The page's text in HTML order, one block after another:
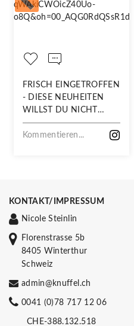
FRISCH EINGETROFFEN
- DIESE NEUHEITEN
WILLST DU NICHT
VERPASSEN!
Kommentieren...
KONTAKT/IMPRESSUM
Nicole Steinlin
Florenstrasse 5b
8405 Winterthur
Schweiz
admin@knuffel.ch
0041 (0)78 717 12 06
CHE-388.132.518